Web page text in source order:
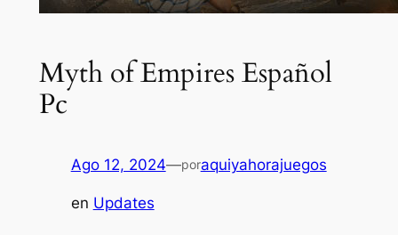
Myth of Empires Español
Pc
Ago 12, 2024—poraquiyahorajuegos
en Updates